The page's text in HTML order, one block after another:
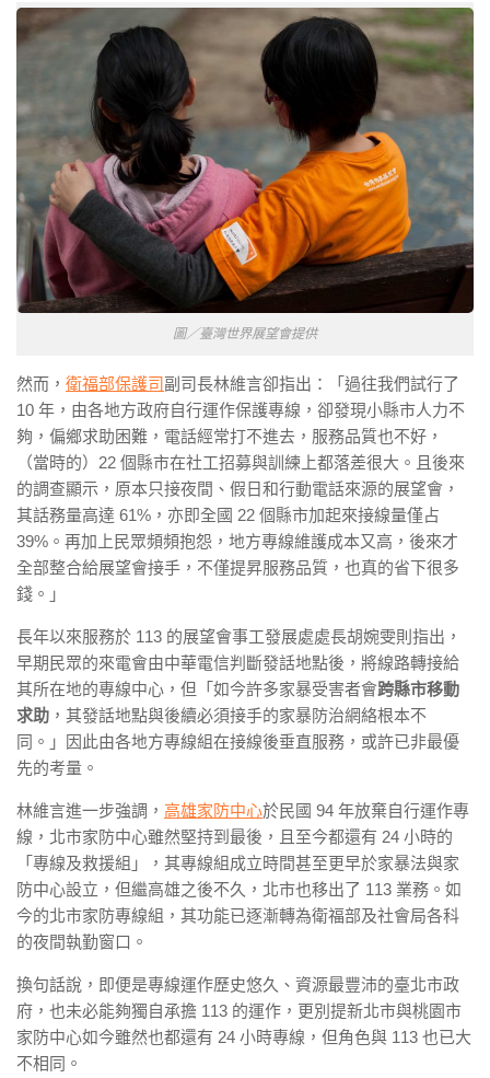
圖／臺灣世界展望會提供
然而， 衛福部保護司副司長林維言卻指出：「過往我們試行了
10 年，由各地方政府自行運作保護專線，卻發現小縣市人力不
夠，偏鄉求助困難，電話經常打不進去，服務品質也不好，
（當時的）22 個縣市在社工招募與訓練上都落差很大。且後來
的調查顯示，原本只接夜間、假日和行動電話來源的展望會，
其話務量高達 61%，亦即全國 22 個縣市加起來接線量僅占
39%。再加上民眾頻頻抱怨，地方專線維護成本又高，後來才
全部整合給展望會接手，不僅提昇服務品質，也真的省下很多
錢。 」
長年以來服務於 113 的展望會事工發展處處長胡婉雯則指出，
早期民眾的來電會由中華電信判斷發話地點後，將線路轉接給
其所在地的專線中心，但「如今許多家暴受害者會跨縣市移動
求助 ，其發話地點與後續必須接手的家暴防治網絡根本不
同。」因此由各地方專線組在接線後垂直服務，或許已非最優
先的考量。
林維言進一步強調， 高雄家防中心於民國 94 年放棄自行運作專
線，北市家防中心雖然堅持到最後，且至今都還有 24 小時的
「專線及救援組」，其專線組成立時間甚至更早於家暴法與家
防中心設立，但繼高雄之後不久，北市也移出了 113 業務。如
今的北市家防專線組，其功能已逐漸轉為衛福部及社會局各科
的夜間執勤窗口。
換句話說，即便是專線運作歷史悠久、資源最豐沛的臺北市政
府，也未必能夠獨自承擔 113 的運作，更別提新北市與桃園市
家防中心如今雖然也都還有 24 小時專線，但角色與 113 也已大
不相同。